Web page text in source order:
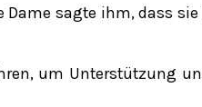
Dame sagte ihm, dass
um Unterstützung